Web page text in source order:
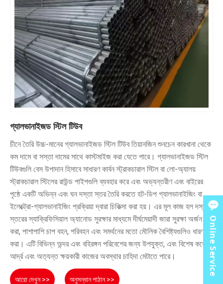
গ্যালভানাইজড স্টিল টিউব
চীনে তৈরি উচ্চ-মানের গ্যালভানাইজড স্টিল টিউব তিয়ানজিন শুনচেন কারখানা থেকে
কম দামে বা সস্তা দামের সাথে কাস্টমাইজ করা যেতে পারে। গ্যালভানাইজড স্টিল
টিউবগুলি বেস উপাদান হিসাবে সাধারণ কার্বন স্ট্রাকচারাল স্টিল বা লো-অ্যালয়
স্ট্রাকচারাল স্টিলের রাউন্ড পাইপগুলি ব্যবহার করে এবং অভ্যন্তরীণ এবং বাইরের
পৃষ্ঠে একটি অভিন্ন এবং ঘন দস্তা স্তর তৈরি করতে হট-ডিপ গ্যালভানাইজিং বা
ইলেক্ট্রো-গ্যালভানাইজিং প্রক্রিয়া দ্বারা চিকিত্সা করা হয়। এর মূল কাজ হল দস্তা
স্তরের স্যাক্রিফিসিয়াল অ্যানোড সুরক্ষার মাধ্যমে দীর্ঘমেয়াদী জারা সুরক্ষা অর্জন
করা, পাশাপাশি চাপ বহন, পরিবহন এবং সমর্থনের মতো মৌলিক বৈশিষ্ট্যগুলিও ধারণ
করা। এটি বিভিন্ন অন্দর এবং বহিরঙ্গন পরিবেশের জন্য উপযুক্ত, এবং বিশেষ করে
আর্দ্র এবং অত্যন্ত ক্ষয়কারী কাজের অবস্থার চাহিদা মেটাতে পারে।
আরো দেখুন >> অনুসন্ধান পাঠান >>
Online Service